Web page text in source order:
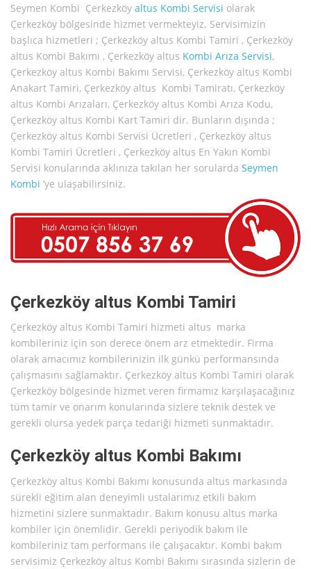
Seymen Kombi Çerkezköy altus Kombi Servisi olarak
Çerkezköy bölgesinde hizmet vermekteyiz. Servisimizin
başlıca hizmetleri ; Çerkezköy altus Kombi Tamiri , Çerkezköy
altus Kombi Bakımı , Çerkezköy altus Kombi Arıza Servisi,
Çerkezköy altus Kombi Bakımı Servisi, Çerkezköy altus Kombi
Anakart Tamiri, Çerkezköy altus Kombi Tamiratı, Çerkezköy
altus Kombi Arızaları, Çerkezköy altus Kombi Arıza Kodu,
Çerkezköy altus Kombi Kart Tamiri dir. Bunların dışında ;
Çerkezköy altus Kombi Servisi Ücretleri , Çerkezköy altus
Kombi Tamiri Ücretleri , Çerkezköy altus En Yakın Kombi
Servisi konularında aklınıza takılan her sorularda Seymen
Kombi ’ye ulaşabilirsiniz.
Çerkezköy altus Kombi Tamiri
Çerkezköy altus Kombi Tamiri hizmeti altus marka
kombileriniz için son derece önem arz etmektedir. Firma
olarak amacımız kombilerinizin ilk günkü performansında
çalışmasını sağlamaktır. Çerkezköy altus Kombi Tamiri olarak
Çerkezköy bölgesinde hizmet veren firmamız karşılaşacağınız
tüm tamir ve onarım konularında sizlere teknik destek ve
gerekli olursa yedek parça tedariği hizmeti sunmaktadır.
Çerkezköy altus Kombi Bakımı
Çerkezköy altus Kombi Bakımı konusunda altus markasında
sürekli eğitim alan deneyimli ustalarımız etkili bakım
hizmetini sizlere sunmaktadır. Bakım konusu altus marka
kombiler için önemlidir. Gerekli periyodik bakım ile
kombileriniz tam performans ile çalışacaktır. Kombi bakım
servisimiz Çerkezköy altus Kombi Bakımı sırasında sizlerin de